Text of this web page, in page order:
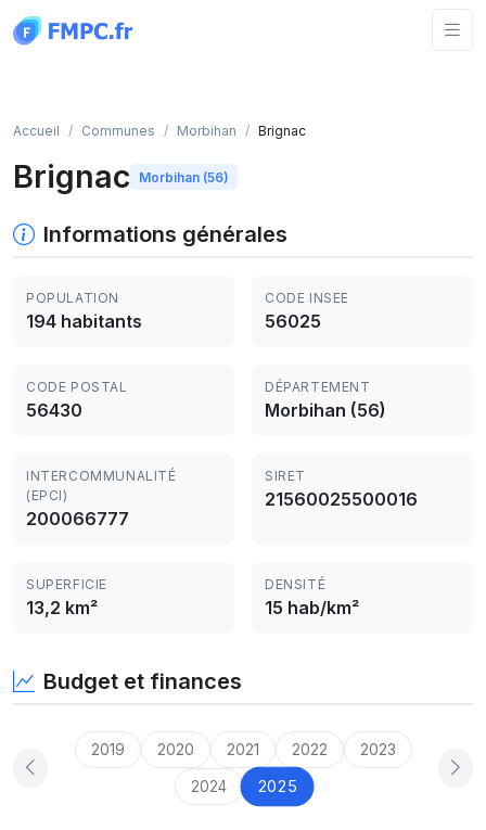
Accueil Communes Morbihan Brignac
Brignac Morbihan (56)
Informations générales
POPULATION
194 habitants
CODE INSEE
56025
CODE POSTAL
56430
DÉPARTEMENT
Morbihan (56)
INTERCOMMUNALITÉ
(EPCI)
200066777
SIRET
21560025500016
SUPERFICIE
13,2 km²
DENSITÉ
15 hab/km²
Budget et finances
2019 2020 2021 2022 2023
2024 2025
Panneau de gestion des cookies